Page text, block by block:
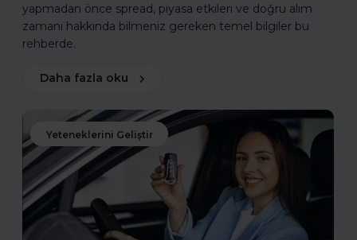
yapmadan önce spread, piyasa etkileri ve doğru alım
zamanı hakkında bilmeniz gereken temel bilgiler bu
rehberde.
Daha fazla oku
Yeteneklerini Geliştir